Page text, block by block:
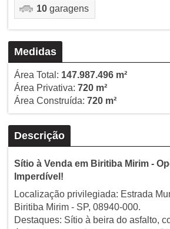
10garagens
Medidas
Área Total: 147.987.496 m²
Área Privativa: 720 m²
Área Construída: 720 m²
Descrição
Sítio à Venda em Biritiba Mirim -
Imperdível!
Localização privilegiada: Estrada
Biritiba Mirim - SP, 08940-000.
Destaques: Sítio à beira do asfalto,